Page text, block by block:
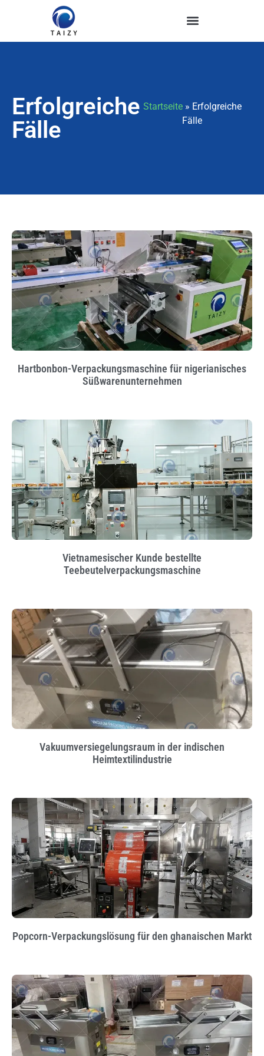
Erfolgreiche
Fälle
Startseite» Erfolgreiche
Fälle
Hartbonbon-Verpackungsmaschine für nigerianisches
Süßwarenunternehmen
Vietnamesischer Kunde bestellte
Teebeutelverpackungsmaschine
Vakuumversiegelungsraum in der indischen
Heimtextilindustrie
Popcorn-Verpackungslösung für den ghanaischen Markt